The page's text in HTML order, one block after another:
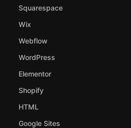
Squarespace
Wix
Webflow
WordPress
Elementor
Shopify
HTML
Google Sites